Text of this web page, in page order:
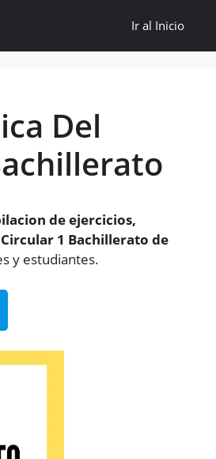
Ir al Inicio
Del
de ejercicios,
1 Bachillerato de
y estudiantes.